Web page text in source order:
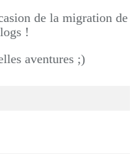
de la migration de
!
aventures ;)